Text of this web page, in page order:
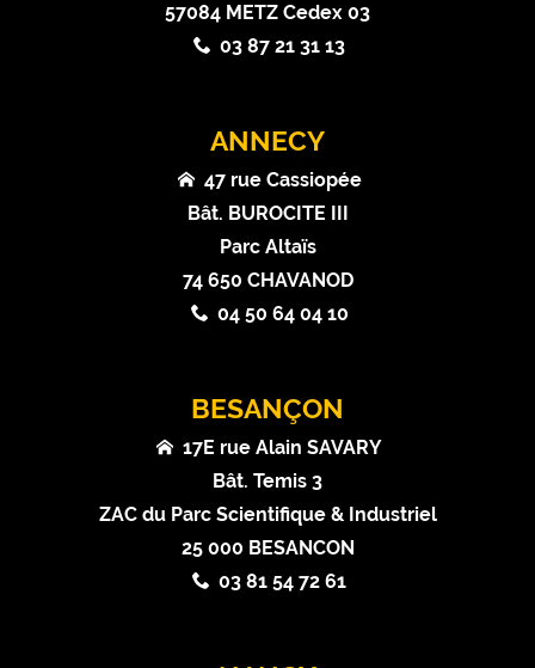
57084 METZ Cedex 03
03 87 21 31 13
ANNECY
47 rue Cassiopée
Bât. BUROCITE III
Parc Altaïs
74 650 CHAVANOD
04 50 64 04 10
BESANÇON
17E rue Alain SAVARY
Bât. Temis 3
ZAC du Parc Scientifique & Industriel
25 000 BESANCON
03 81 54 72 61